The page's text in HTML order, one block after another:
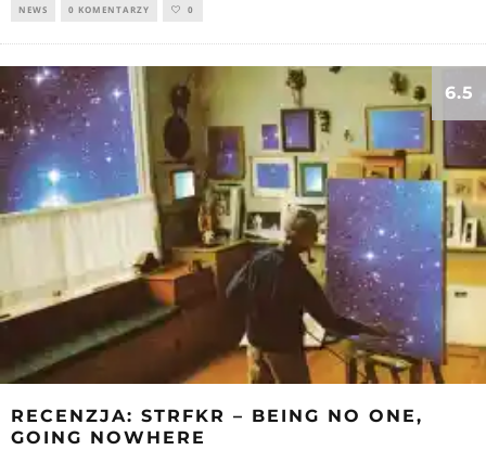
NEWS 0 KOMENTARZY 0
6.5
RECENZJA: STRFKR – BEING NO ONE,
GOING NOWHERE